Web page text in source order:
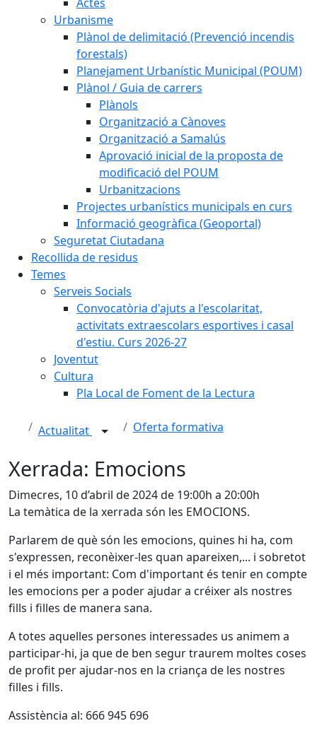
Urbanisme
Plànol de delimitació (Prevenció incendis
forestals)
Planejament Urbanístic Municipal (POUM)
Plànol / Guia de carrers
Plànols
Organització a Cànoves
Organització a Samalús
Aprovació inicial de la proposta de
modificació del POUM
Urbanitzacions
Projectes urbanístics municipals en curs
Informació geogràfica (Geoportal)
Seguretat Ciutadana
Recollida de residus
Temes
Serveis Socials
Convocatòria d'ajuts a l'escolaritat,
activitats extraescolars esportives i casal
d'estiu. Curs 2026-27
Joventut
Cultura
Pla Local de Foment de la Lectura
Actualitat Oferta formativa
Xerrada: Emocions
Dimecres, 10 d’abril de 2024 de 19:00h a 20:00h
La temàtica de la xerrada són les EMOCIONS.
Parlarem de què són les emocions, quines hi ha, com
s'expressen, reconèixer-les quan apareixen,... i sobretot
i el més important: Com d'important és tenir en compte
les emocions per a poder ajudar a créixer als nostres
fills i filles de manera sana.
A totes aquelles persones interessades us animem a
participar-hi, ja que de ben segur traurem moltes coses
de profit per ajudar-nos en la criança de les nostres
filles i fills.
Assistència al: 666 945 696